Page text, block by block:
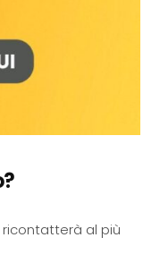
al più